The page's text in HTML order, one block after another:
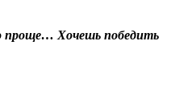
проще… Хочешь победить